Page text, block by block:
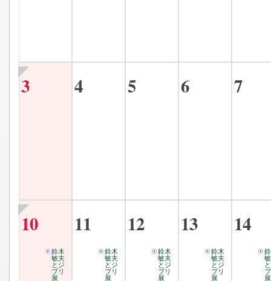
3 4 5 6 7
10
鈴木
敏夫
とジ
ブリ
展
11
鈴木
敏夫
とジ
ブリ
展
12
鈴木
敏夫
とジ
ブリ
展
13
鈴木
敏夫
とジ
ブリ
展
14
展